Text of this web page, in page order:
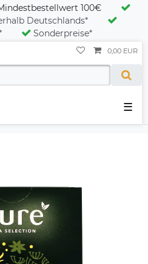
100€
Deutschlands*
Sonderpreise*
☰
0,00 EUR